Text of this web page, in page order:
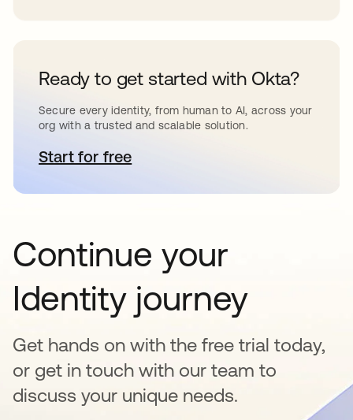
Ready to get started with Okta?
Secure every identity, from human to AI, across your
org with a trusted and scalable solution.
Start for freeabre em uma nova guia
Continue your
Identity journey
Get hands on with the free trial today,
or get in touch with our team to
discuss your unique needs.